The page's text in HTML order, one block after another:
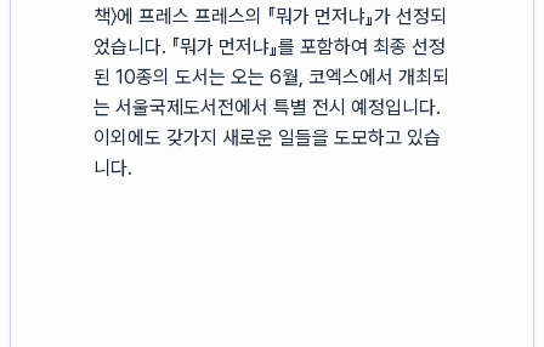
책〉에 프레스 프레스의 『뭐가 먼저냐』가 선정되
었습니다. 『뭐가 먼저냐』를 포함하여 최종 선정
된 10종의 도서는 오는 6월, 코엑스에서 개최되
는 서울국제도서전에서 특별 전시 예정입니다.
이외에도 갖가지 새로운 일들을 도모하고 있습
니다.